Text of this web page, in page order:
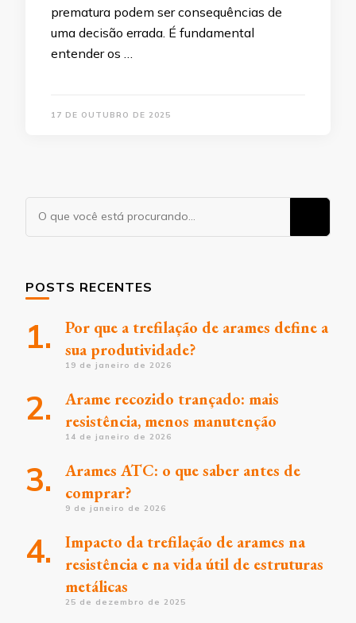
prematura podem ser consequências de
uma decisão errada. É fundamental
entender os …
17 DE OUTUBRO DE 2025
Procurando
algo?
POSTS RECENTES
Por que a trefilação de arames define a
sua produtividade?
19 de janeiro de 2026
Arame recozido trançado: mais
resistência, menos manutenção
14 de janeiro de 2026
Arames ATC: o que saber antes de
comprar?
9 de janeiro de 2026
Impacto da trefilação de arames na
resistência e na vida útil de estruturas
metálicas
25 de dezembro de 2025